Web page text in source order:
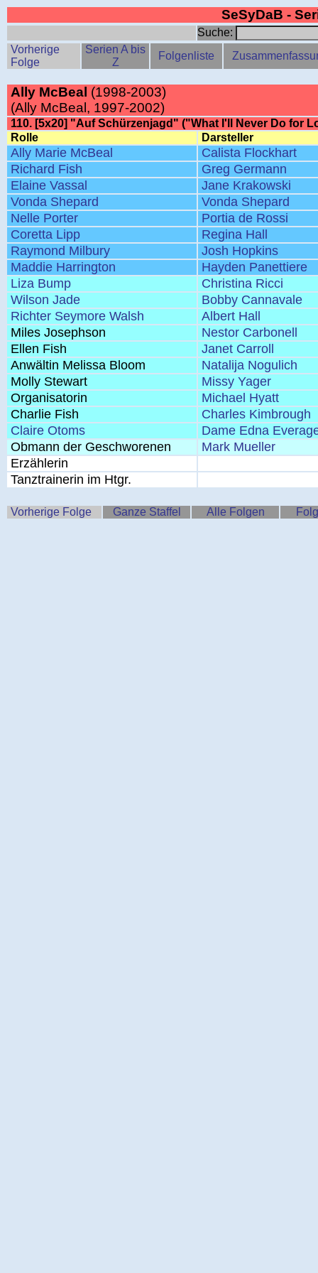
SeSyDaB -
Suche:
Vorherige
Folge
Serien A bis
Z
Folgenliste
Ally McBeal (1998-2003)
(Ally McBeal, 1997-2002)
110. [5x20] "Auf Schürzenjagd" ("What I'll Never Do for
Rolle
Darsteller
Ally Marie McBeal
Calista Flockhart
Richard Fish
Greg Germann
Elaine Vassal
Jane Krakowski
Vonda Shepard
Vonda Shepard
Nelle Porter
Portia de Rossi
Coretta Lipp
Regina Hall
Raymond Milbury
Josh Hopkins
Maddie Harrington
Hayden Panettiere
Liza Bump
Christina Ricci
Wilson Jade
Bobby Cannavale
Richter Seymore Walsh
Albert Hall
Miles Josephson
Nestor Carbonell
Ellen Fish
Janet Carroll
Anwältin Melissa Bloom
Natalija Nogulich
Molly Stewart
Missy Yager
Organisatorin
Michael Hyatt
Charlie Fish
Charles Kimbrough
Claire Otoms
Dame Edna
Obmann der Geschworenen
Mark Mueller
Erzählerin
Tanztrainerin im Htgr.
Vorherige Folge Ganze Staffel Alle Folgen